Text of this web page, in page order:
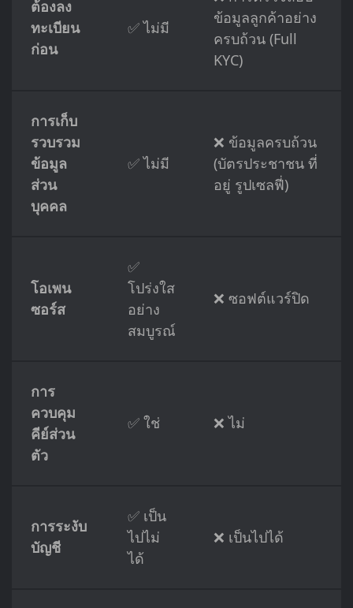
ต้องลง
ทะเบียน
ก่อน
✅ ไม่มี
ข้อมูลลูกค้าอย่าง
ครบถ้วน (Full
KYC)
การเก็บ
รวบรวม
ข้อมูล
ส่วน
บุคคล
✅ ไม่มี
❌ ข้อมูลครบถ้วน
(บัตรประชาชน ที่
อยู่ รูปเซลฟี่)
โอเพน
ซอร์ส
✅
โปร่งใส
อย่าง
สมบูรณ์
❌ ซอฟต์แวร์ปิด
การ
ควบคุม
คีย์ส่วน
ตัว
✅ ใช่ ❌ ไม่
การระงับ
บัญชี
✅ เป็น
ไปไม่
ได้
❌ เป็นไปได้